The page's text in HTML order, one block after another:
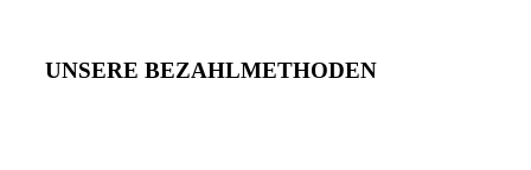
UNSERE BEZAHLMETHODEN